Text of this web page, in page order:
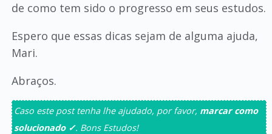
de como tem sido o progresso em seus estudos.
Espero que essas dicas sejam de alguma ajuda,
Mari.
Abraços.
Caso este post tenha lhe ajudado, por favor, marcar como
solucionado ✓. Bons Estudos!